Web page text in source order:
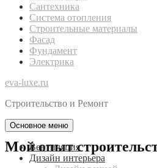
Сантехника
Система отопления
Строительные материалы
Фасад
Фундамент
Электрика
eva-luxe.ru
Строительство и Ремонт
Основное меню
Вентиляция
Дизайн интерьера
Мой опыт